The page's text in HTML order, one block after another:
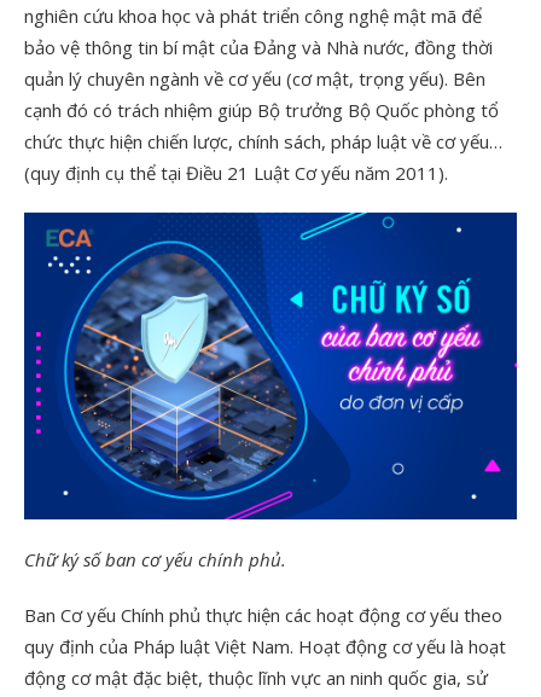
nghiên cứu khoa học và phát triển công nghệ mật mã để
bảo vệ thông tin bí mật của Đảng và Nhà nước, đồng thời
quản lý chuyên ngành về cơ yếu (cơ mật, trọng yếu). Bên
cạnh đó có trách nhiệm giúp Bộ trưởng Bộ Quốc phòng tổ
chức thực hiện chiến lược, chính sách, pháp luật về cơ yếu…
(quy định cụ thể tại Điều 21 Luật Cơ yếu năm 2011).
Chữ ký số ban cơ yếu chính phủ.
Ban Cơ yếu Chính phủ thực hiện các hoạt động cơ yếu theo
quy định của Pháp luật Việt Nam. Hoạt động cơ yếu là hoạt
động cơ mật đặc biệt, thuộc lĩnh vực an ninh quốc gia, sử